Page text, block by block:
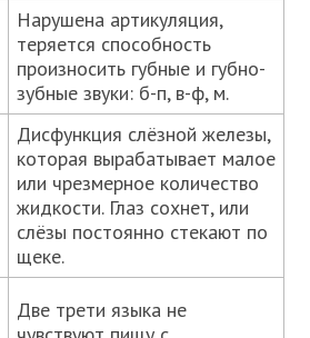
Нарушена артикуляция,
теряется способность
произносить губные и губно-
зубные звуки: б-п, в-ф, м.
Дисфункция слёзной железы,
которая вырабатывает малое
или чрезмерное количество
жидкости. Глаз сохнет, или
слёзы постоянно стекают по
щеке.
Две трети языка не